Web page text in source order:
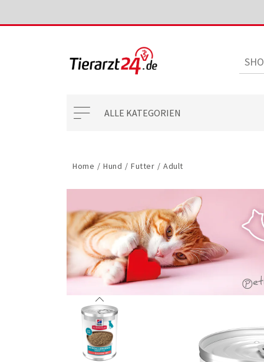
ALLE KATEGORIEN
Home / Hund / Futter / Adult